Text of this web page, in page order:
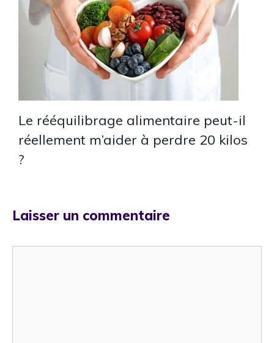
Le rééquilibrage alimentaire peut-il
réellement m’aider à perdre 20 kilos
?
Laisser un commentaire